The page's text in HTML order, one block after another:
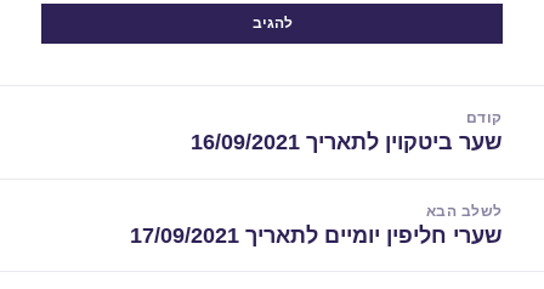
קודם
הפוסט
שער ביטקוין לתאריך 16/09/2021
לשלב הבא
הפוסט
שערי חליפין יומיים לתאריך 17/09/2021